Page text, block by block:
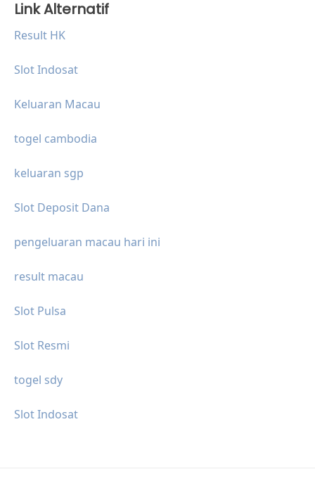
Link Alternatif
Result HK
Slot Indosat
Keluaran Macau
togel cambodia
keluaran sgp
Slot Deposit Dana
pengeluaran macau hari ini
result macau
Slot Pulsa
Slot Resmi
togel sdy
Slot Indosat